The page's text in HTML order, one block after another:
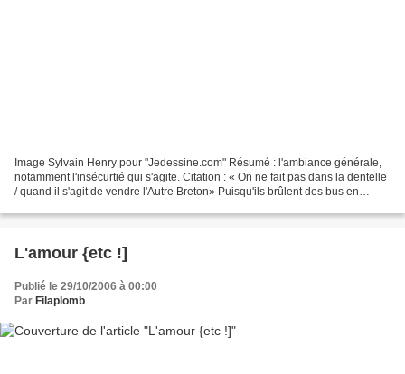
Image Sylvain Henry pour "Jedessine.com" Résumé : l'ambiance générale,
notamment l'insécurtié qui s'agite. Citation : « On ne fait pas dans la dentelle
/ quand il s'agit de vendre l'Autre Breton» Puisqu'ils brûlent des bus en
L'amour {etc !]
Publié le 29/10/2006 à 00:00
Par Filaplomb